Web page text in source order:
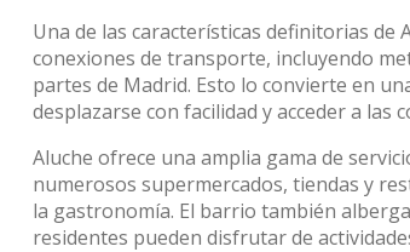
Una de las características definitorias de
conexiones de transporte, incluyendo
partes de Madrid. Esto lo convierte en
desplazarse con facilidad y acceder a las
Aluche ofrece una amplia gama de
numerosos supermercados, tiendas y
la gastronomía. El barrio también
residentes pueden disfrutar de